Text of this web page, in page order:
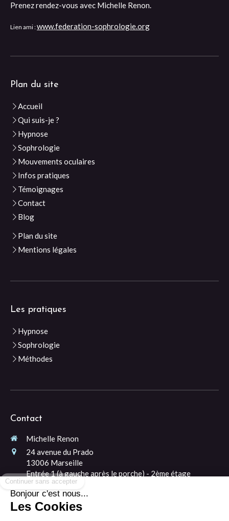
Continuer sans accepter
Bonjour c'est nous...
Les Cookies
Prenez rendez-vous avec Michelle Renon.
Lien ami :www.federation-sophrologie.org
Plan du site
Accueil
Qui suis-je ?
Hypnose
Sophrologie
Mouvements oculaires
Infos pratiques
Témoignages
Contact
Blog
Plan du site
Mentions légales
Les pratiques
Hypnose
Sophrologie
Méthodes
Contact
Michelle Renon
24 avenue du Prado
13006 Marseille
Entrée 1 (à gauche après le porche) - 2ème étage
06 99 38 90 21
Prendre rendez-vous